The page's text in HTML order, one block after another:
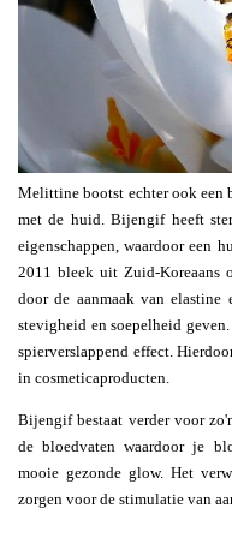
Melittine bootst echter ook een
met de huid. Bijengif heeft
eigenschappen, waardoor een
2011 bleek uit Zuid-Koreaans
door de aanmaak van
stevigheid en soepelheid
spierverslappend effect.
in cosmeticaproducten.
Bijengif bestaat verder voor
de bloedvaten waardoor je
mooie gezonde glow. Het
zorgen voor de stimulatie van